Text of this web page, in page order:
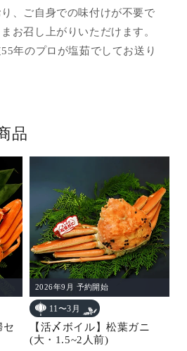
、ご自身での味付けが不要で
お召し上がりいただけます。
年のプロが塩茹でしてお送り
品
セ
2026年9月 予約開始
11〜3月
【活〆ボイル】松葉ガニ
(大・1.5~2人前)